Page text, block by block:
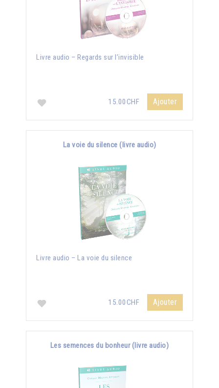
Livre audio – Regards sur l’invisible
15.00CHF Ajouter
La voie du silence (livre audio)
Livre audio – La voie du silence
15.00CHF Ajouter
Les semences du bonheur (livre audio)